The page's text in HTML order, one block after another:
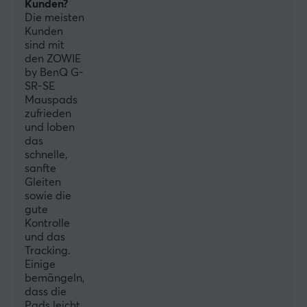
Breite
470 mm
Tiefe
390 mm
Kunden?
Die meisten
Kunden
sind mit
den ZOWIE
by BenQ G-
SR-SE
Mauspads
zufrieden
und loben
das
schnelle,
sanfte
Gleiten
sowie die
gute
Kontrolle
und das
Tracking.
Einige
bemängeln,
dass die